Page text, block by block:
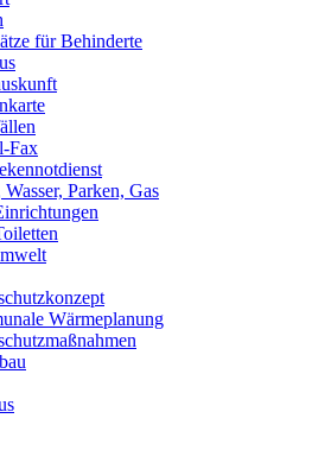
für Behinderte
Fax
Wasser, Parken, Gas
Wärmeplanung